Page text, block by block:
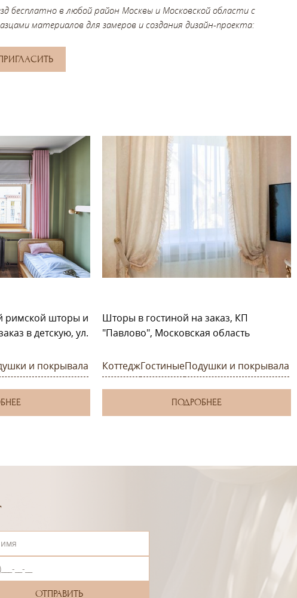
бесплатно в любой район Москвы и Московской области с
материалов для замеров и создания дизайн-проекта:
римской шторы и
в детскую, ул.
и покрывала
Шторы в гостиной на заказ, КП
"Павлово", Московская область
КоттеджГостиныеПодушки и покрывала
ПОДРОБНЕЕ